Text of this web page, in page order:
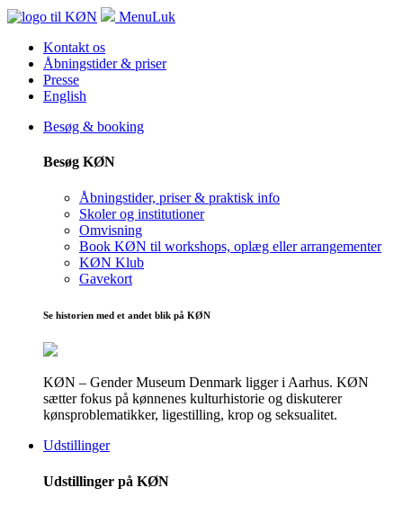
MenuLuk
Kontakt os
Åbningstider & priser
Presse
English
Besøg & booking
Besøg KØN
Åbningstider, priser & praktisk info
Skoler og institutioner
Omvisning
Book KØN til workshops, oplæg eller arrangementer
KØN Klub
Gavekort
Se historien med et andet blik på KØN
KØN – Gender Museum Denmark ligger i Aarhus. KØN
sætter fokus på kønnenes kulturhistorie og diskuterer
kønsproblematikker, ligestilling, krop og seksualitet.
Udstillinger
Udstillinger på KØN